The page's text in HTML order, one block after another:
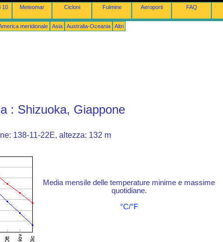
10
Meteomar Cicloni Fulmine Aeroporti FAQ
meridionale Asia Australia-Oceania Altri
: Shizuoka, Giappone
138-11-22E, altezza: 132 m
Media mensile delle temperature minime e massime
quotidiane.
°C/°F